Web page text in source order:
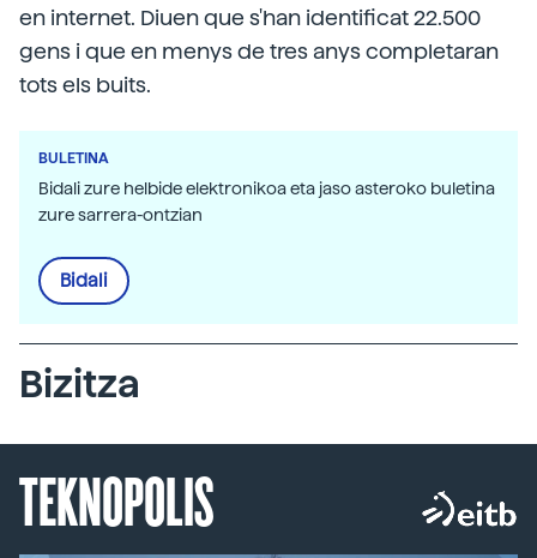
en internet. Diuen que s'han identificat 22.500
gens i que en menys de tres anys completaran
tots els buits.
BULETINA
Bidali zure helbide elektronikoa eta jaso asteroko buletina
zure sarrera-ontzian
Bidali
Bizitza
TEKNOPOLIS